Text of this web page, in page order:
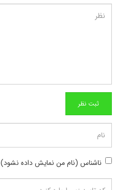
ناشناس (نام من نمایش داده نشود)